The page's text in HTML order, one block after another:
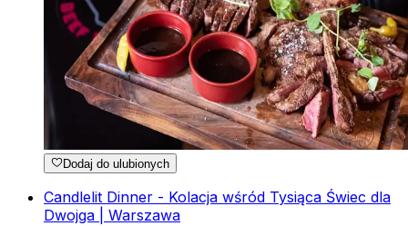
Dodaj do ulubionych
Candlelit Dinner - Kolacja wśród Tysiąca Świec dla
Dwojga | Warszawa